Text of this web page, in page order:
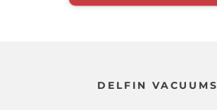
DELFIN VACUUMS